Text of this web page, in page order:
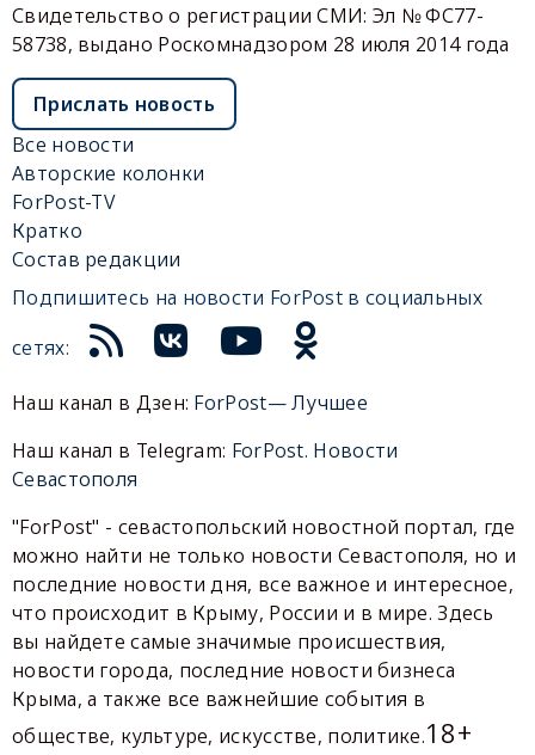
Свидетельство о регистрации СМИ: Эл № ФС77-
58738, выдано Роскомнадзором 28 июля 2014 года
Прислать новость
Все новости
Авторские колонки
ForPost-TV
Кратко
Состав редакции
Подпишитесь на новости ForPost в социальных
сетях:
Наш канал в Дзен: ForPost— Лучшее
Наш канал в Telegram: ForPost. Новости
Севастополя
"ForPost" - севастопольский новостной портал, где
можно найти не только новости Севастополя, но и
последние новости дня, все важное и интересное,
что происходит в Крыму, России и в мире. Здесь
вы найдете самые значимые происшествия,
новости города, последние новости бизнеса
Крыма, а также все важнейшие события в
обществе, культуре, искусстве, политике.18+